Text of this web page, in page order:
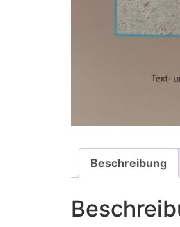
Beschreibung